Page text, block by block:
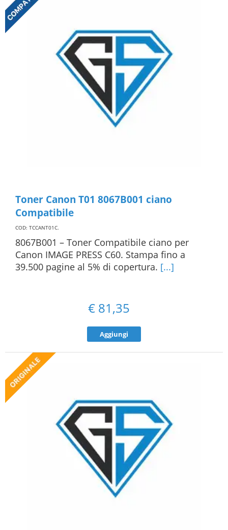
Toner Canon T01 8067B001 ciano
Compatibile
COD: TCCANT01C.
8067B001 – Toner Compatibile ciano per
Canon IMAGE PRESS C60. Stampa fino a
39.500 pagine al 5% di copertura. [...]
€ 81,35
Aggiungi